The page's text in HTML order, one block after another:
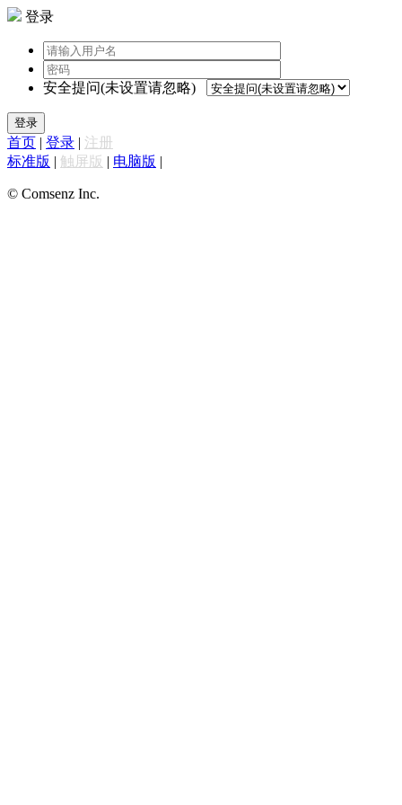
登录
安全提问(未设置请忽略)
登录
首页 | 登录 | 注册
标准版 | 触屏版 | 电脑版 |
© Comsenz Inc.